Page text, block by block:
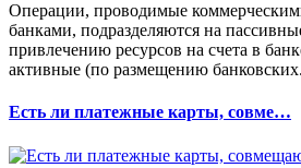
Операции, проводимые
банками, подразделяются на
привлечению ресурсов на счета в
активные (по размещению
Есть ли платежные карты, совме…